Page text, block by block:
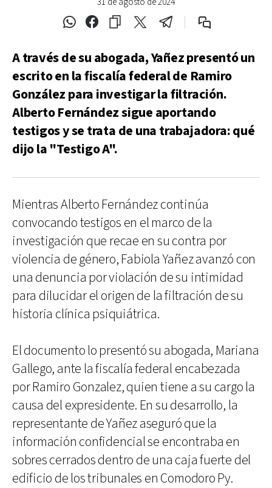
A través de su abogada, Yañez presentó un
escrito en la fiscalía federal de Ramiro
González para investigar la filtración.
Alberto Fernández sigue aportando
testigos y se trata de una trabajadora: qué
dijo la "Testigo A".
Mientras Alberto Fernández continúa
convocando testigos en el marco de la
investigación que recae en su contra por
violencia de género, Fabiola Yañez avanzó con
una denuncia por violación de su intimidad
para dilucidar el origen de la filtración de su
historia clínica psiquiátrica.
El documento lo presentó su abogada, Mariana
Gallego, ante la fiscalía federal encabezada
por Ramiro Gonzalez, quien tiene a su cargo la
causa del expresidente. En su desarrollo, la
representante de Yañez aseguró que la
información confidencial se encontraba en
sobres cerrados dentro de una caja fuerte del
edificio de los tribunales en Comodoro Py.